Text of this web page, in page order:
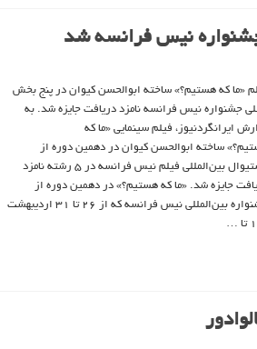
جشنواره نیس فرانسه شد
«ما که هستیم؟» ساخته ابوالحسن کیوان در پنج بخش
جشنواره نیس فرانسه نامزد دریافت جایزه شد. به
ایرانگردنیوز، فیلم سینمایی «ما که
ساخته ابوالحسن کیوان در دهمین دوره از
فستیوال بین‌المللی فیلم نیس فرانسه در ۵ رشته نامزد
جایزه شد. «ما که هستیم؟» در دهمین دوره از
جشنواره بین‌المللی نیس فرانسه که از ۲۶ تا ۳۱ اردیبهشت